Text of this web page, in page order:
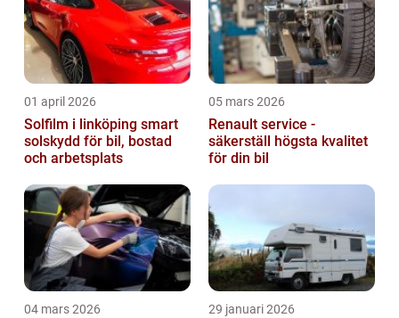
01 april 2026
Solfilm i linköping smart
solskydd för bil, bostad
och arbetsplats
05 mars 2026
Renault service -
säkerställ högsta kvalitet
för din bil
04 mars 2026 29 januari 2026